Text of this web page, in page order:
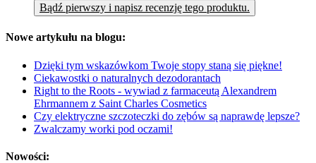
Bądź pierwszy i napisz recenzję tego produktu.
Nowe artykułu na blogu:
Dzięki tym wskazówkom Twoje stopy staną się piękne!
Ciekawostki o naturalnych dezodorantach
Right to the Roots - wywiad z farmaceutą Alexandrem
Ehrmannem z Saint Charles Cosmetics
Czy elektryczne szczoteczki do zębów są naprawdę lepsze?
Zwalczamy worki pod oczami!
Nowości: